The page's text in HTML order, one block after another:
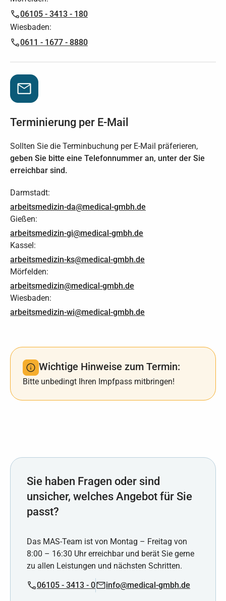
06105 - 3413 - 180
Wiesbaden:
0611 - 1677 - 8880
‍Terminierung per E-Mail
Sollten Sie die Terminbuchung per E-Mail präferieren,
geben Sie bitte eine Telefonnummer an, unter der Sie
erreichbar sind.
Darmstadt:
arbeitsmedizin-da@medical-gmbh.de
Gießen:
arbeitsmedizin-gi@medical-gmbh.de
Kassel:
arbeitsmedizin-ks@medical-gmbh.de
Mörfelden:
arbeitsmedizin@medical-gmbh.de
Wiesbaden:
arbeitsmedizin-wi@medical-gmbh.de
Wichtige Hinweise zum Termin:
Bitte unbedingt Ihren Impfpass mitbringen!
Sie haben Fragen oder sind
unsicher, welches Angebot für Sie
passt?
Das MAS-Team ist von Montag – Freitag von
8:00 – 16:30 Uhr erreichbar und berät Sie gerne
zu allen Leistungen und nächsten Schritten.
06105 - 3413 - 0
info@medical-gmbh.de